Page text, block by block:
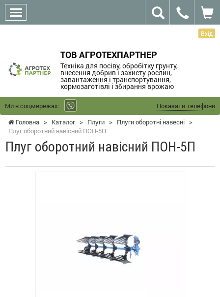
Вхід
ТОВ АГРОТЕХПАРТНЕР
Техніка для посіву, обробітку грунту,
внесення добрив і захисту рослин,
завантаження і транспортування,
кормозаготівлі і збирання врожаю
Ми в соцмережах:
Показати телефони
Головна > Каталог > Плуги > Плуги оборотні навесні >
Плуг оборотний навісний ПОН-5П
Плуг оборотний навісний ПОН-5П